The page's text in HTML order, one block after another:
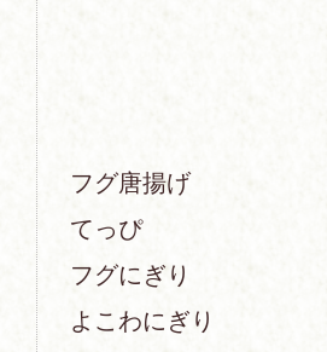
フグ唐揚げ
てっぴ
フグにぎり
よこわにぎり